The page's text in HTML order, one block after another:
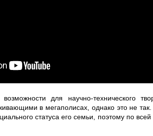
для научно-технического
в мегаполисах, однако это не
статуса его семьи, поэтому по